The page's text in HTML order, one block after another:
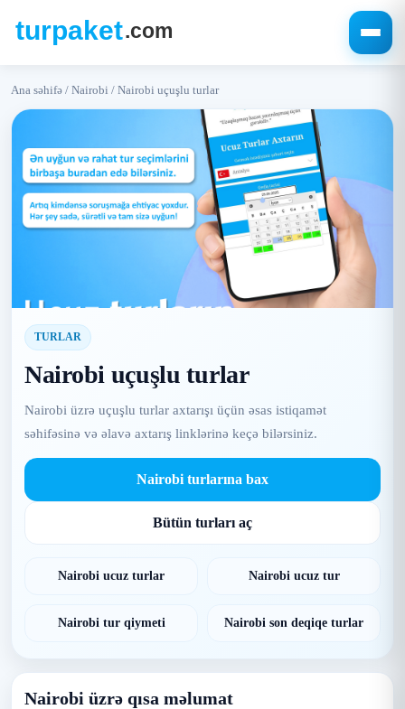
Ana səhifə / Nairobi / Nairobi uçuşlu turlar
TURLAR
Nairobi uçuşlu turlar
Nairobi üzrə uçuşlu turlar axtarışı üçün əsas istiqamət
səhifəsinə və əlavə axtarış linklərinə keçə bilərsiniz.
Nairobi turlarına bax
Bütün turları aç
Nairobi ucuz turlar Nairobi ucuz tur
Nairobi tur qiymeti Nairobi son deqiqe turlar
Nairobi üzrə qısa məlumat